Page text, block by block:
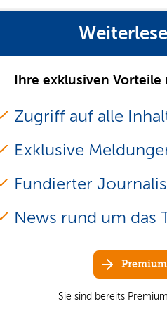
Ihre exklusiven
Zugriff auf alle
Exklusive
Fundierter
News rund um das
Sie sind bereits